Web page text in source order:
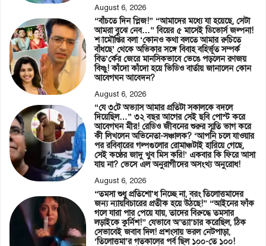
August 6, 2026
“বাঁচতে দিন প্লিজ!” “আমাদের মধ্যে যা হয়েছে, সেটা
আমরা বুঝে নেব…” বিয়ের ৫ মাসেই ডিভোর্স জল্পনা!
শ্যামৌপ্তির বলা ‘কোনও কথা বলতে আমার রুচিতে
বাঁধছে’ থেকে অভিকার সঙ্গে বিবাহ বহির্ভূত সম্পর্ক
বিত’র্কের জেরে মানসিকভাবে ভেঙে পড়লেন রণজয়
বিষ্ণু! কাঁদো কাঁদো হয়ে ভিডিও বার্তায় জানালেন কোন
আবেগঘন আবেদন?
August 6, 2026
“যে ৩টে অভ্যাস আমার প্রতিটা সকালকে বদলে
দিয়েছিল…” ৩২ বছর আগের সেই ছবি পোস্ট করে
আবেগঘন মীর! রেডিও জীবনের শুরুর স্মৃতি ভাগ করে
কী লিখলেন অভিনেতা-সঞ্চালক? ‘আপনি চলে যাওয়ার
পর রবিবারের গল্পগুলোর রোমাঞ্চটাই হারিয়ে গেছে,
সেই কণ্ঠের জাদু খুব মিস করি!’ একবার কি ফিরে আসা
যায় না? ভেসে এল অনুরাগীদের অসংখ্য অনুরোধ!
August 6, 2026
“তমসা শুধু প্রতিশো’ধ নিচ্ছে না, বরং তিলোত্তমাদের
জন্য ন্যায়বিচারের প্রতীক হয়ে উঠছে!” “আইনের ফাঁক
গলে যারা পার পেয়ে যায়, তাদের বিরুদ্ধে তমসার
লড়াইকে কুর্নিশ!” যেভাবে অ’ত্যা’চার করেছিল, ঠিক
সেভাবেই জবাব দিল! প্রশংসায় ভরল নেটপাড়া,
‘তিলোত্তমা’র গতকালের পর্ব ছিল ১০০-তে ১০০!